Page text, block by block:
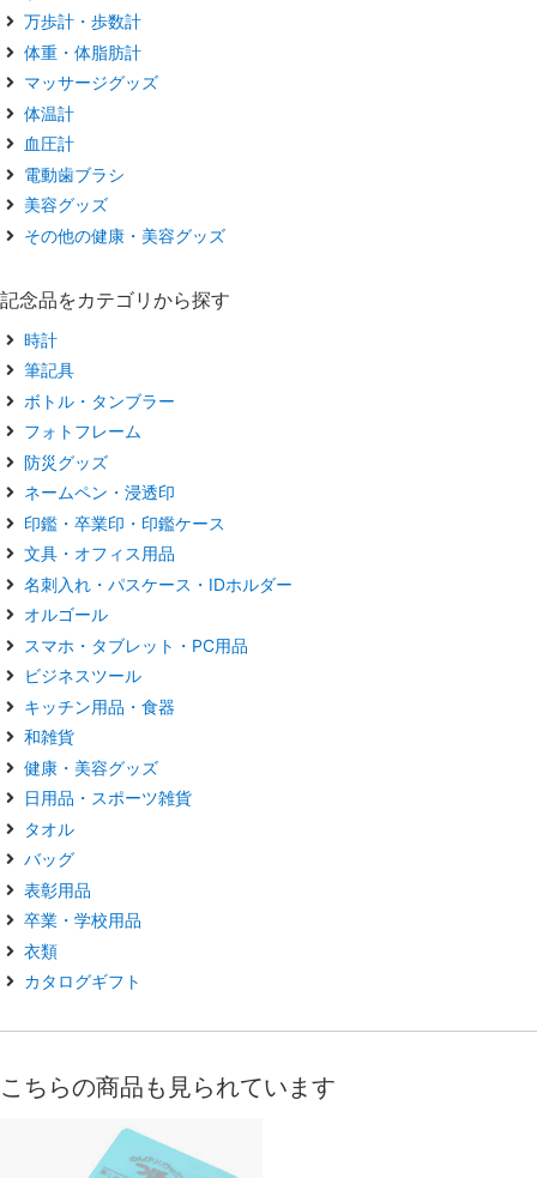
万歩計・歩数計
体重・体脂肪計
マッサージグッズ
体温計
血圧計
電動歯ブラシ
美容グッズ
その他の健康・美容グッズ
記念品をカテゴリから探す
時計
筆記具
ボトル・タンブラー
フォトフレーム
防災グッズ
ネームペン・浸透印
印鑑・卒業印・印鑑ケース
文具・オフィス用品
名刺入れ・パスケース・IDホルダー
オルゴール
スマホ・タブレット・PC用品
ビジネスツール
キッチン用品・食器
和雑貨
健康・美容グッズ
日用品・スポーツ雑貨
タオル
バッグ
表彰用品
卒業・学校用品
衣類
カタログギフト
こちらの商品も見られています